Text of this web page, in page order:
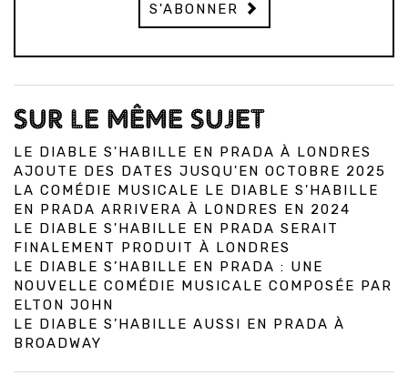
S'ABONNER
SUR LE MÊME SUJET
LE DIABLE S'HABILLE EN PRADA À LONDRES
AJOUTE DES DATES JUSQU'EN OCTOBRE 2025
LA COMÉDIE MUSICALE LE DIABLE S'HABILLE
EN PRADA ARRIVERA À LONDRES EN 2024
LE DIABLE S'HABILLE EN PRADA SERAIT
FINALEMENT PRODUIT À LONDRES
LE DIABLE S’HABILLE EN PRADA : UNE
NOUVELLE COMÉDIE MUSICALE COMPOSÉE PAR
ELTON JOHN
LE DIABLE S’HABILLE AUSSI EN PRADA À
BROADWAY